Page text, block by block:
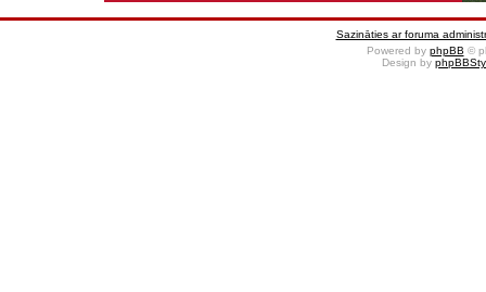
Sazināties ar foruma
Powered by phpBB ©
Design by